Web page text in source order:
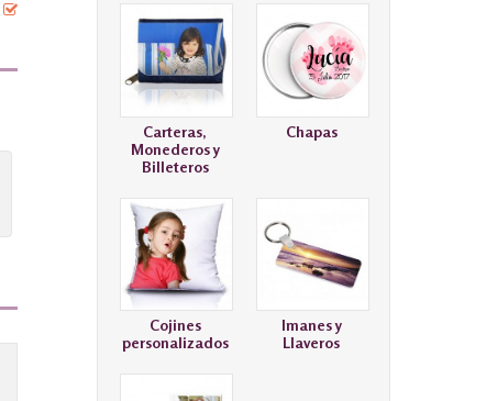
Carteras,
Monederos y
Billeteros
Chapas
Cojines
personalizados
Imanes y
Llaveros